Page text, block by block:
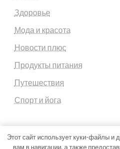
Здоровье
Мода и красота
Новости плюс
Продукты питания
Путешествия
Спорт и йога
Этот сайт использует куки-файлы и
вам в навигации, а также